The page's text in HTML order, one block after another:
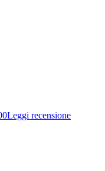
Leggi recensione